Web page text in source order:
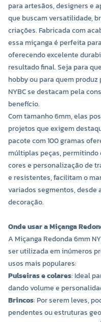
para artesãos, designers e
que buscam versatilidade,
criações. Fabricada com
essa miçanga é perfeita
oferecendo excelente
resultado final. Seja para
hobby ou para quem
NYBC se destacam pela
benefício.
Com tamanho 6mm, elas
projetos que exigem
pacote com 100 gramas
múltiplas peças,
cores e personalização de
e resistentes, facilitam o
variados segmentos, desde
decoração.
Onde usar a Miçanga
A Miçanga Redonda 6mm
ser utilizada em inúmeros
usos mais populares:
Pulseiras e colares: Ideal
dando volume e
Brincos: Por serem leves,
pendentes ou estruturas